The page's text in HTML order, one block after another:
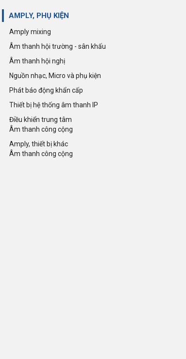
AMPLY, PHỤ KIỆN
Amply mixing
Âm thanh hội trường - sân khấu
Âm thanh hội nghị
Nguồn nhạc, Micro và phụ kiện
Phát báo động khẩn cấp
Thiết bị hệ thống âm thanh IP
Điều khiển trung tâm
Âm thanh công cộng
Amply, thiết bị khác
Âm thanh công cộng